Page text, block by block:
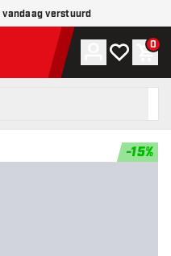
vandaag verstuurd
pagina
Account
Mijn 0
-15%